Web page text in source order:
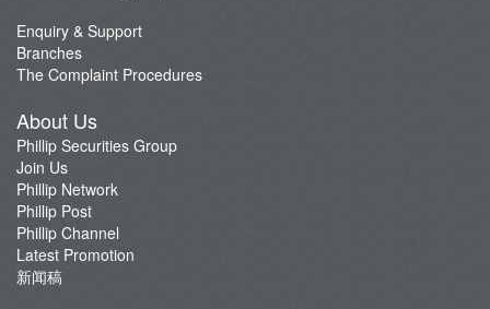
Enquiry & Support
Branches
The Complaint Procedures
About Us
Phillip Securities Group
Join Us
Phillip Network
Phillip Post
Phillip Channel
Latest Promotion
新闻稿